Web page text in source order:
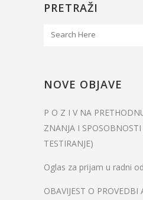
PRETRAŽI
NOVE OBJAVE
P O Z I V NA
ZNANJA I
TESTIRANJE)
Oglas za prijam u radni
OBAVIJEST O